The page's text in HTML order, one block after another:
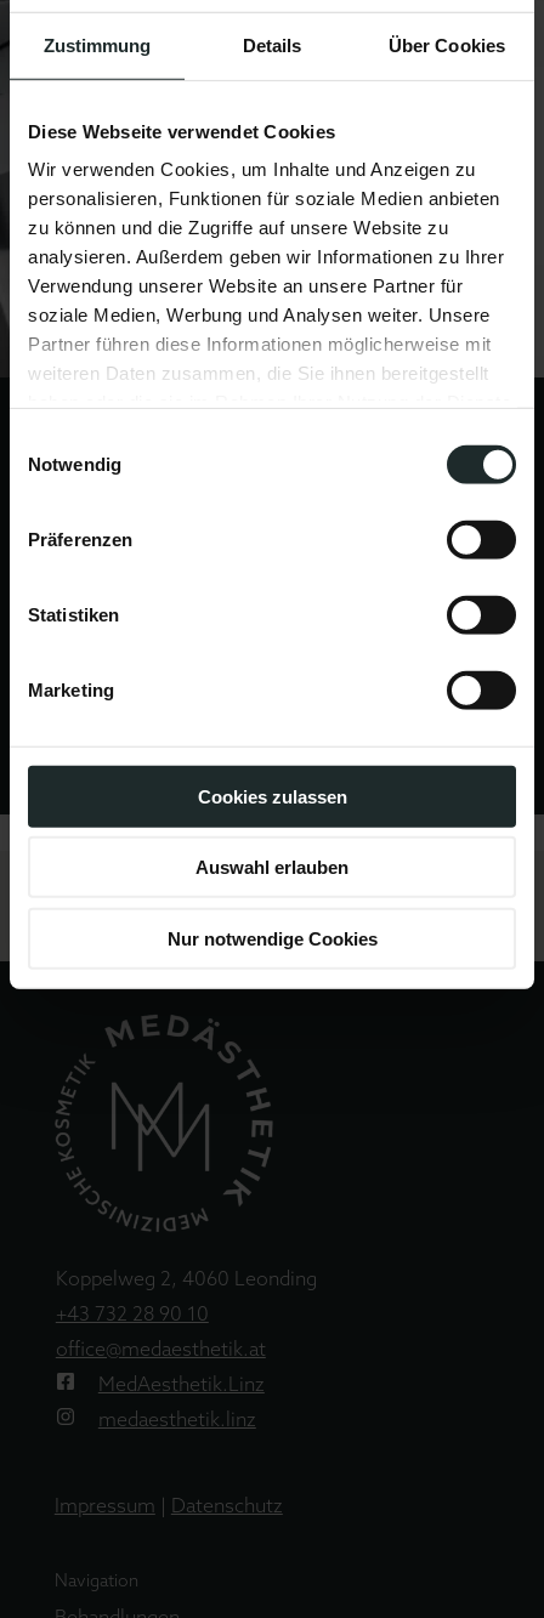
Zustimmung Details Über Cookies
Diese Webseite verwendet Cookies
Wir verwenden Cookies, um Inhalte und Anzeigen zu
personalisieren, Funktionen für soziale Medien anbieten
zu können und die Zugriffe auf unsere Website zu
analysieren. Außerdem geben wir Informationen zu Ihrer
Verwendung unserer Website an unsere Partner für
soziale Medien, Werbung und Analysen weiter. Unsere
Partner führen diese Informationen möglicherweise mit
weiteren Daten zusammen, die Sie ihnen bereitgestellt
Notwendig
Präferenzen
Statistiken
Marketing
Cookies zulassen
Auswahl erlauben
Nur notwendige Cookies
Koppelweg 2, 4060 Leonding
+43 732 28 90 10
office@medaesthetik.at
MedAesthetik.Linz
medaesthetik.linz
Impressum | Datenschutz
Navigation